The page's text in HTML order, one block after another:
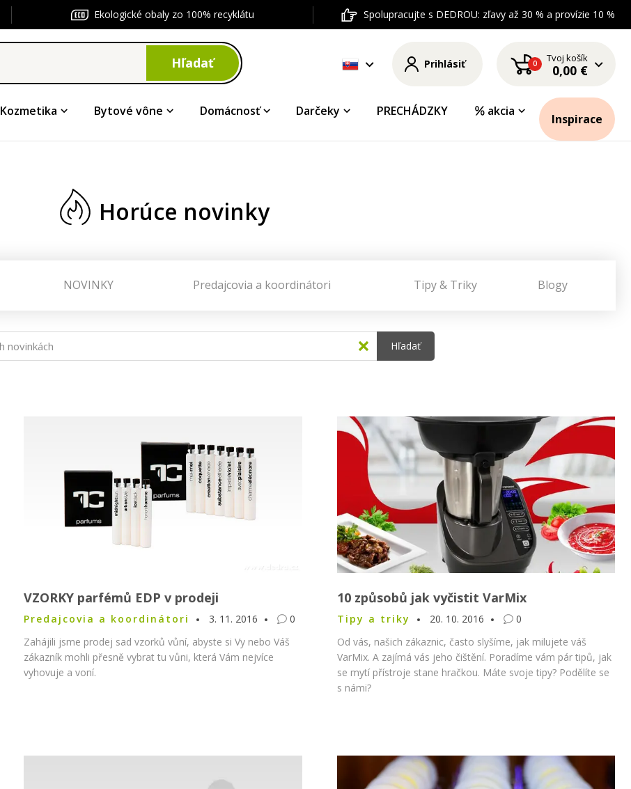
Ekologické obaly zo 100% recyklátu Spolupracujte s DEDROU: zľavy až 30 % a provízie 10 %
Hľadať Prihlásiť 0 Tvoj košík
0,00 €
Kozmetika Bytové vône Domácnosť Darčeky PRECHÁDZKY akcia
Inspirace
Horúce novinky
NOVINKY Predajcovia a koordinátori Tipy & Triky Blogy
Hľadať
VZORKY parfémů EDP v prodeji
Predajcovia a koordinátori 3. 11. 2016
0
Zahájili jsme prodej sad vzorků vůní, abyste si Vy nebo Váš
zákazník mohli přesně vybrat tu vůni, která Vám nejvíce
vyhovuje a voní.
10 způsobů jak vyčistit VarMix
Tipy a triky 20. 10. 2016
0
Od vás, našich zákaznic, často slyšíme, jak milujete váš
VarMix. A zajímá vás jeho čištění. Poradíme vám pár tipů, jak
se mytí přístroje stane hračkou. Máte svoje tipy? Podělíte se
s námi?